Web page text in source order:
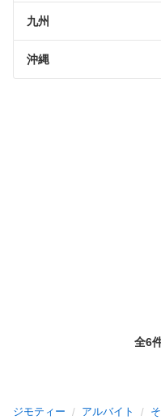
九州
沖縄
全6
ジモティー アルバイト